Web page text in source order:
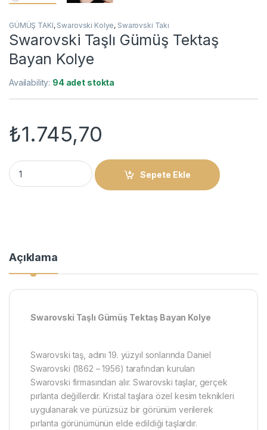
GÜMÜŞ TAKI, Swarovski Kolye, Swarovski Takı
Swarovski Taşlı Gümüş Tektaş
Bayan Kolye
Availability: 94 adet stokta
₺1.745,70
Swarovski Taşlı Gümüş Tektaş Bayan Kolye quantity
Sepete Ekle
Açıklama
Swarovski Taşlı Gümüş Tektaş Bayan Kolye
Swarovski taş, adını 19. yüzyıl sonlarında Daniel
Swarovski (1862 – 1956) tarafından kurulan
Swarovski firmasından alır. Swarovski taşlar, gerçek
pırlanta değillerdir. Kristal taşlara özel kesim teknikleri
uygulanarak ve pürüzsüz bir görünüm verilerek
pırlanta görünümünün elde edildiği taşlardır.